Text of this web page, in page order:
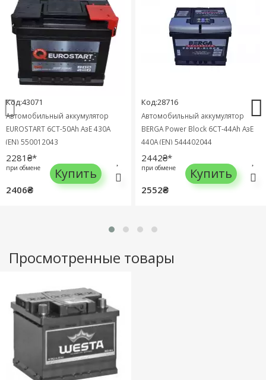
Код:43071
Автомобильный аккумулятор
EUROSTART 6СТ-50Ah АзЕ 430A
(EN) 550012043
2281₴*
при обмене
2406₴
Купить
Код:28716
Автомобильный аккумулятор
BERGA Power Block 6СТ-44Ah АзЕ
440A (EN) 544402044
2442₴*
при обмене
2552₴
Купить
Просмотренные товары